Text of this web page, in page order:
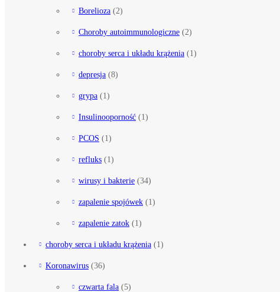
Borelioza (2)
Choroby autoimmunologiczne (2)
choroby serca i układu krążenia (1)
depresja (8)
grypa (1)
Insulinooporność (1)
PCOS (1)
refluks (1)
wirusy i bakterie (34)
zapalenie spojówek (1)
zapalenie zatok (1)
choroby serca i układu krążenia (1)
Koronawirus (36)
czwarta fala (5)